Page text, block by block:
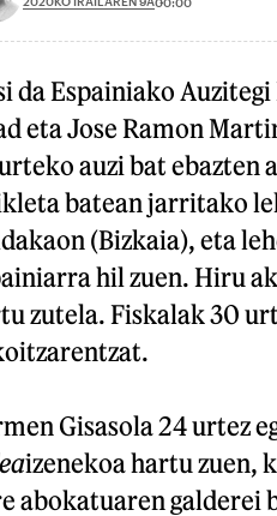
da Espainiako
eta Jose Ramon
auzi bat
batean jarritako
(Bizkaia), eta
hil zuen. Hiru
zutela. Fiskalak 30
Gisasola 24 urtez
izenekoa hartu zuen,
abokatuaren galderei